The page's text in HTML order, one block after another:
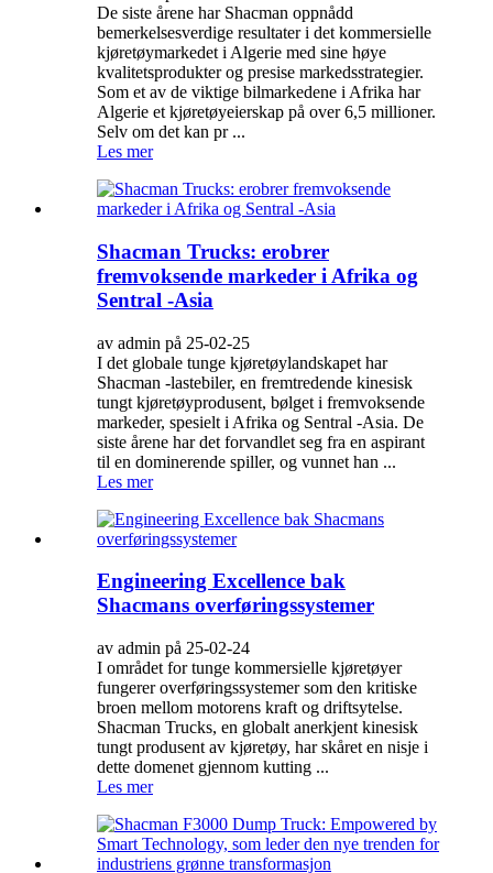
De siste årene har Shacman oppnådd
bemerkelsesverdige resultater i det kommersielle
kjøretøymarkedet i Algerie med sine høye
kvalitetsprodukter og presise markedsstrategier.
Som et av de viktige bilmarkedene i Afrika har
Algerie et kjøretøyeierskap på over 6,5 millioner.
Selv om det kan pr ...
Les mer
Shacman Trucks: erobrer
fremvoksende markeder i Afrika og
Sentral -Asia
av admin på 25-02-25
I det globale tunge kjøretøylandskapet har
Shacman -lastebiler, en fremtredende kinesisk
tungt kjøretøyprodusent, bølget i fremvoksende
markeder, spesielt i Afrika og Sentral -Asia. De
siste årene har det forvandlet seg fra en aspirant
til en dominerende spiller, og vunnet han ...
Les mer
Engineering Excellence bak
Shacmans overføringssystemer
av admin på 25-02-24
I området for tunge kommersielle kjøretøyer
fungerer overføringssystemer som den kritiske
broen mellom motorens kraft og driftsytelse.
Shacman Trucks, en globalt anerkjent kinesisk
tungt produsent av kjøretøy, har skåret en nisje i
dette domenet gjennom kutting ...
Les mer